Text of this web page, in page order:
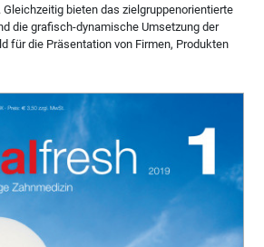
bieten das zielgruppenorientierte
die grafisch-dynamische Umsetzung der
für die Präsentation von Firmen, Produkten